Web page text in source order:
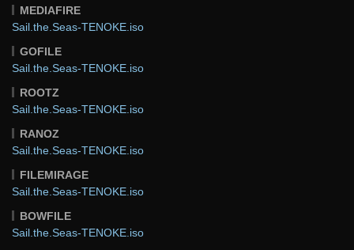
MEDIAFIRE
Sail.the.Seas-TENOKE.iso
GOFILE
Sail.the.Seas-TENOKE.iso
ROOTZ
Sail.the.Seas-TENOKE.iso
RANOZ
Sail.the.Seas-TENOKE.iso
FILEMIRAGE
Sail.the.Seas-TENOKE.iso
BOWFILE
Sail.the.Seas-TENOKE.iso